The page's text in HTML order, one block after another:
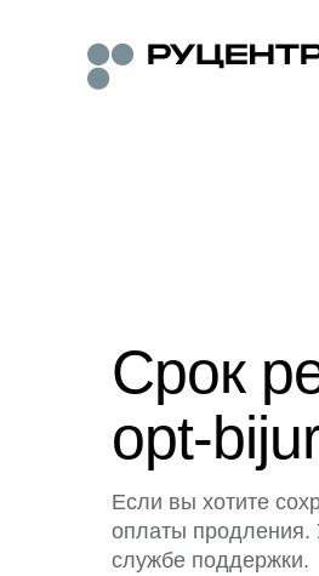
Срок
opt-
Если вы хотите
оплаты продления.
службе поддержки.